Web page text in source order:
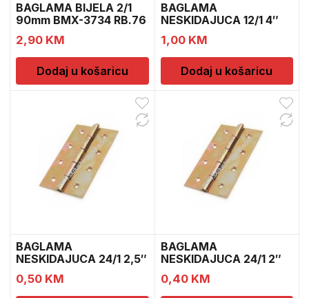
BAGLAMA BIJELA 2/1
90mm BMX-3734 RB.76
2,90 KM
Dodaj u košaricu
BAGLAMA
NESKIDAJUCA 12/1 4″
BMX-1674 RB.
1,00 KM
Dodaj u košaricu
BAGLAMA
NESKIDAJUCA 24/1 2,5″
0,50 KM
BAGLAMA
NESKIDAJUCA 24/1 2″
0,40 KM